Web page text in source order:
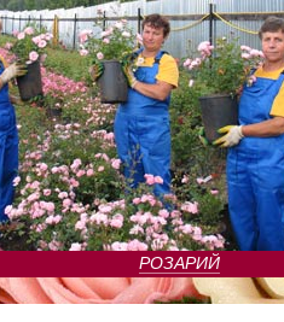
РОЗАРИЙ